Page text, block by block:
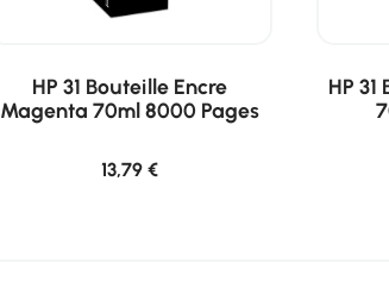
HP 31 Bouteille Encre
Magenta 70ml 8000 Pages
13,79 €
HP